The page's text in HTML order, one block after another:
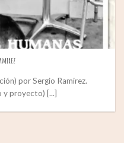
por Sergio Ramirez.
y proyecto) [...]